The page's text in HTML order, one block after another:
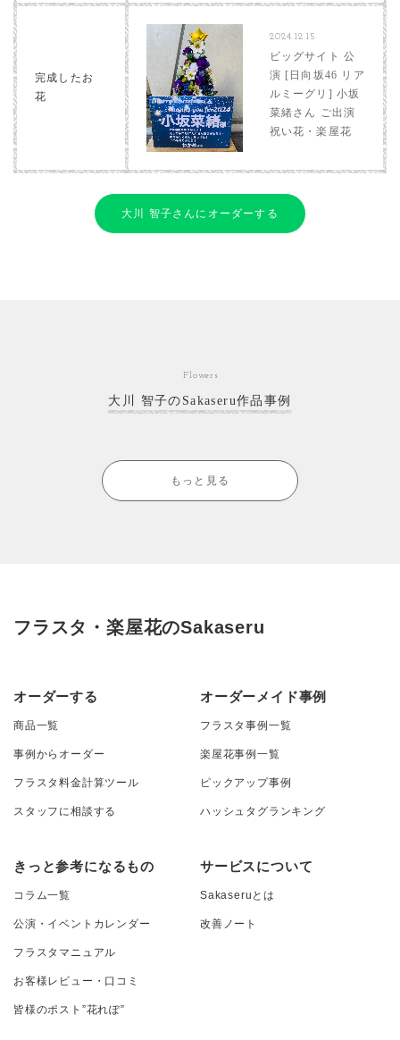
完成したお
花
2024.12.15
ビッグサイト 公
演 [日向坂46 リア
ルミーグリ] 小坂
菜緒さん ご出演
祝い花・楽屋花
大川 智子さんにオーダーする
Flowers
大川 智子のSakaseru作品事例
もっと見る
フラスタ・楽屋花のSakaseru
オーダーする
商品一覧
事例からオーダー
フラスタ料金計算ツール
スタッフに相談する
オーダーメイド事例
フラスタ事例一覧
楽屋花事例一覧
ピックアップ事例
ハッシュタグランキング
きっと参考になるもの
コラム一覧
公演・イベントカレンダー
フラスタマニュアル
お客様レビュー・口コミ
皆様のポスト”花れぽ”
サービスについて
Sakaseruとは
改善ノート